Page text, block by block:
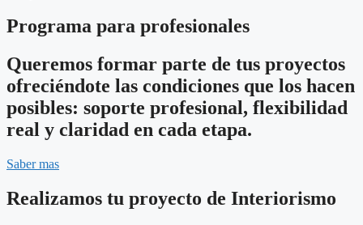
Programa para profesionales
Queremos formar parte de tus proyectos
ofreciéndote las condiciones que los hacen
posibles: soporte profesional, flexibilidad
real y claridad en cada etapa.
Saber mas
Realizamos tu proyecto de Interiorismo